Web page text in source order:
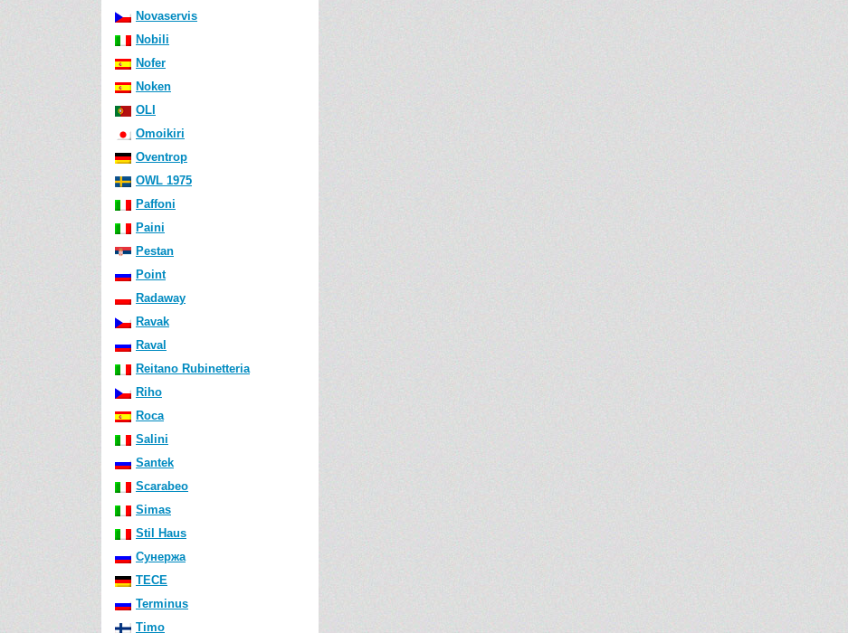
Novaservis
Nobili
Nofer
Noken
OLI
Omoikiri
Oventrop
OWL 1975
Paffoni
Paini
Pestan
Point
Radaway
Ravak
Raval
Reitano Rubinetteria
Riho
Roca
Salini
Santek
Scarabeo
Simas
Stil Haus
Сунержа
TECE
Terminus
Timo